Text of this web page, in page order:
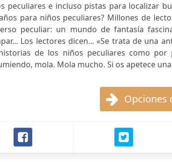
peculiares e incluso pistas para localizar
para niños peculiares? Millones de
peculiar: un mundo de fantasía
Los lectores dicen... «Se trata de una
de los niños peculiares como
mola. Mola mucho. Si os apetece
Opciones